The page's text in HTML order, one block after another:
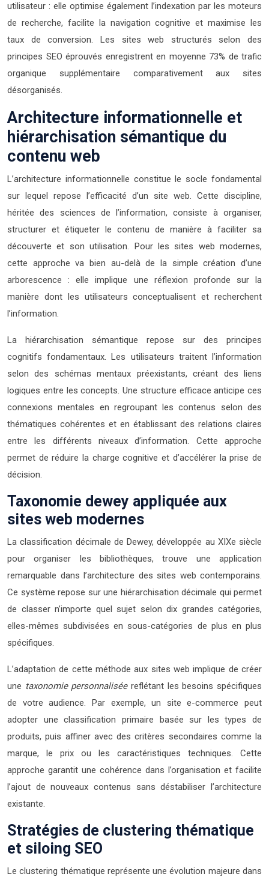
utilisateur : elle optimise également l’indexation par les moteurs
de recherche, facilite la navigation cognitive et maximise les
taux de conversion. Les sites web structurés selon des
principes SEO éprouvés enregistrent en moyenne 73% de trafic
organique supplémentaire comparativement aux sites
désorganisés.
Architecture informationnelle et
hiérarchisation sémantique du
contenu web
L’architecture informationnelle constitue le socle fondamental
sur lequel repose l’efficacité d’un site web. Cette discipline,
héritée des sciences de l’information, consiste à organiser,
structurer et étiqueter le contenu de manière à faciliter sa
découverte et son utilisation. Pour les sites web modernes,
cette approche va bien au-delà de la simple création d’une
arborescence : elle implique une réflexion profonde sur la
manière dont les utilisateurs conceptualisent et recherchent
l’information.
La hiérarchisation sémantique repose sur des principes
cognitifs fondamentaux. Les utilisateurs traitent l’information
selon des schémas mentaux préexistants, créant des liens
logiques entre les concepts. Une structure efficace anticipe ces
connexions mentales en regroupant les contenus selon des
thématiques cohérentes et en établissant des relations claires
entre les différents niveaux d’information. Cette approche
permet de réduire la charge cognitive et d’accélérer la prise de
décision.
Taxonomie dewey appliquée aux
sites web modernes
La classification décimale de Dewey, développée au XIXe siècle
pour organiser les bibliothèques, trouve une application
remarquable dans l’architecture des sites web contemporains.
Ce système repose sur une hiérarchisation décimale qui permet
de classer n’importe quel sujet selon dix grandes catégories,
elles-mêmes subdivisées en sous-catégories de plus en plus
spécifiques.
L’adaptation de cette méthode aux sites web implique de créer
une taxonomie personnaliséereflétant les besoins spécifiques
de votre audience. Par exemple, un site e-commerce peut
adopter une classification primaire basée sur les types de
produits, puis affiner avec des critères secondaires comme la
marque, le prix ou les caractéristiques techniques. Cette
approche garantit une cohérence dans l’organisation et facilite
l’ajout de nouveaux contenus sans déstabiliser l’architecture
existante.
Stratégies de clustering thématique
et siloing SEO
Le clustering thématique représente une évolution majeure dans